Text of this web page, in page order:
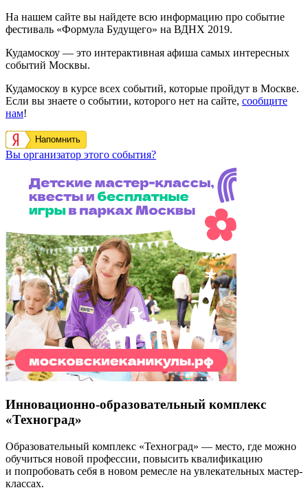
На нашем сайте вы найдете всю информацию про событие
фестиваль «Формула Будущего» на ВДНХ 2019.
Кудамоскоу — это интерактивная афиша самых интересных
событий Москвы.
Кудамоскоу в курсе всех событий, которые пройдут в Москве.
Если вы знаете о событии, которого нет на сайте, сообщите
нам!
Напомнить
Вы организатор этого события?
Инновационно-образовательный комплекс
«Техноград»
Образовательный комплекс «Техноград» — место, где можно
обучиться новой профессии, повысить квалификацию
и попробовать себя в новом ремесле на увлекательных мастер-
классах.